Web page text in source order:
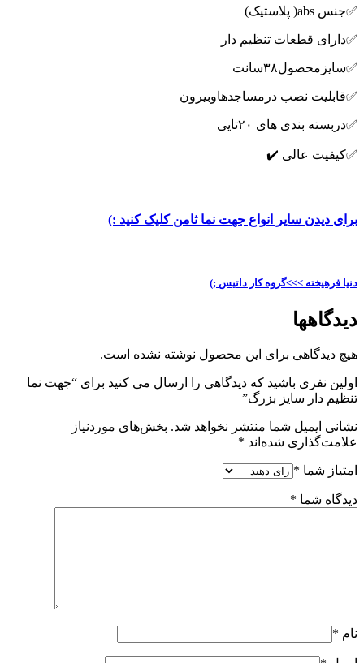
✅جنس abs( پلاستیک)
✅دارای قطعات تنظیم دار
✅سایزمحصول۳۸سانت
✅قابلیت نصب درمساجدهاوبیرون
✅دربسته بندی های ۲۰تایی
✅کیفیت عالی ✔️
برای دیدن سایر انواع جهت نما ثامن کلیک کنید :)
دنیا فرهیخته >>>گروه کار داتیس ;)
دیدگاهها
هیچ دیدگاهی برای این محصول نوشته نشده است.
اولین نفری باشید که دیدگاهی را ارسال می کنید برای “جهت نما
تنظیم دار سایز بزرگ”
نشانی ایمیل شما منتشر نخواهد شد. بخش‌های موردنیاز
علامت‌گذاری شده‌اند *
امتیاز شما *
دیدگاه شما *
نام *